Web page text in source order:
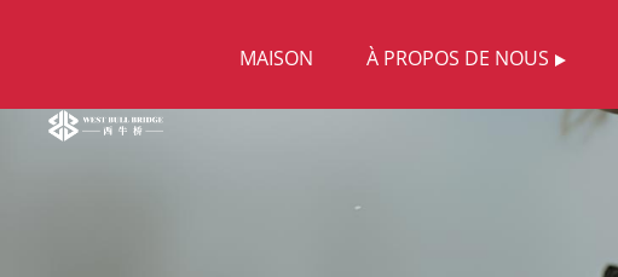
MAISON À PROPOS DE NOUS